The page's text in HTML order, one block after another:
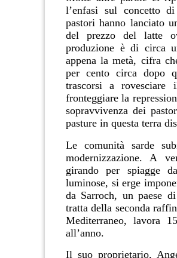
l’enfasi sul concetto
pastori hanno lanciato
del prezzo del latte
produzione è di circa
appena la metà, cifra
per cento circa dopo
trascorsi a
fronteggiare la
sopravvivenza dei
pasture in questa terra
Le comunità sarde
modernizzazione. A
girando per spiagge
luminose, si erge
da Sarroch, un paese
tratta della seconda
Mediterraneo, lavora
all’anno.
Il suo proprietario,